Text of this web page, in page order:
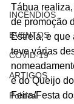
INCÊNDIOS
EVENTOS
COVID-19
ARTIGOS
Politica
Tábua
de promoção
Estrela, e que
teve várias
e do Queijo
Feira/Festa